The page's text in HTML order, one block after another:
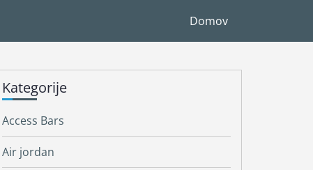
Domov
Kategorije
Access Bars
Air jordan